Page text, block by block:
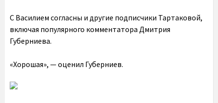
С Василием согласны и другие подписчики Тартаковой,
включая популярного комментатора Дмитрия
Губерниева.
«Хорошая», — оценил Губерниев.